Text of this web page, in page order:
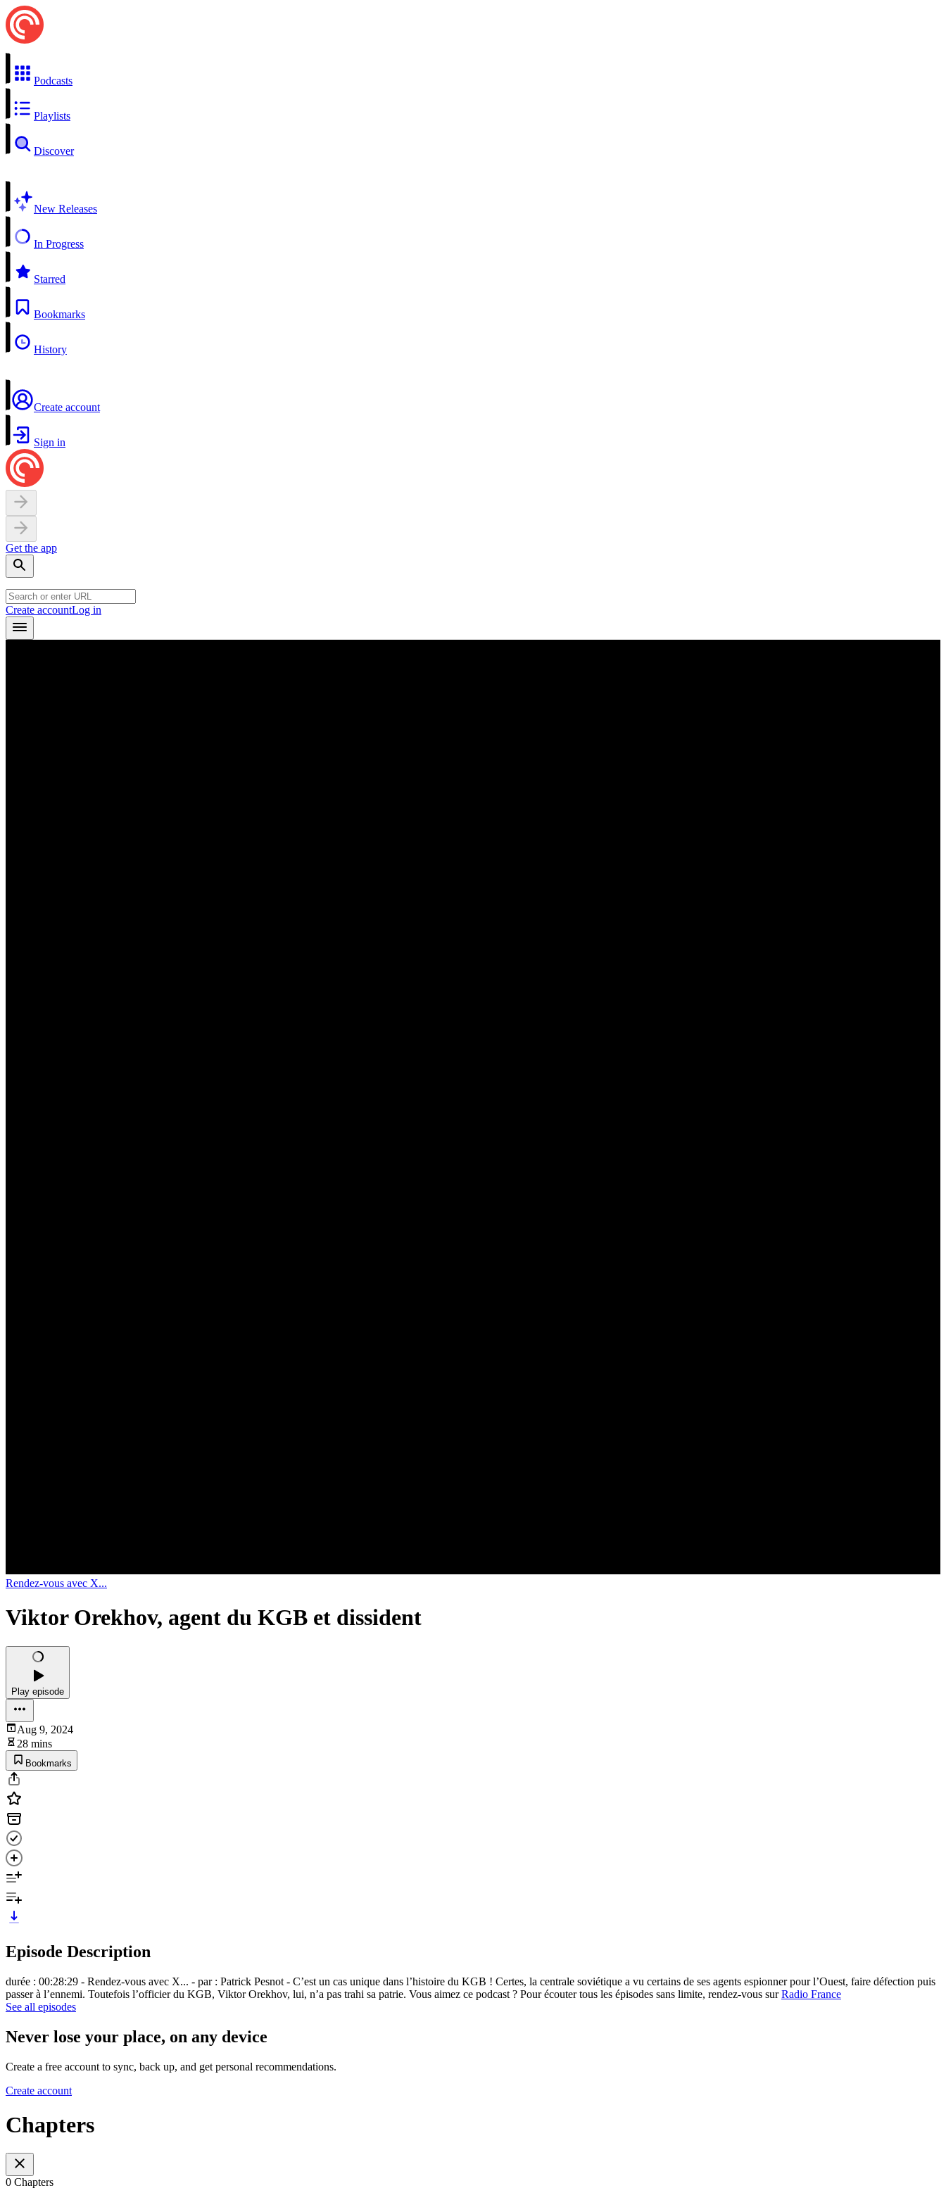
Podcasts
Playlists
Discover
New Releases
In Progress
Starred
Bookmarks
History
Create account
Sign in
Get the app
Create accountLog in
Rendez-vous avec X...
Viktor Orekhov, agent du KGB et dissident
Play episode
Aug 9, 2024
28 mins
Bookmarks
Episode Description
durée : 00:28:29 - Rendez-vous avec X... - par : Patrick Pesnot - C’est un cas unique dans l’histoire du KGB ! Certes, la centrale soviétique a vu certains de ses agents espionner pour l’Ouest, faire défection puis
passer à l’ennemi. Toutefois l’officier du KGB, Viktor Orekhov, lui, n’a pas trahi sa patrie. Vous aimez ce podcast ? Pour écouter tous les épisodes sans limite, rendez-vous surRadio France
See all episodes
Never lose your place, on any device
Create a free account to sync, back up, and get personal recommendations.
Create account
Chapters
0 Chapters